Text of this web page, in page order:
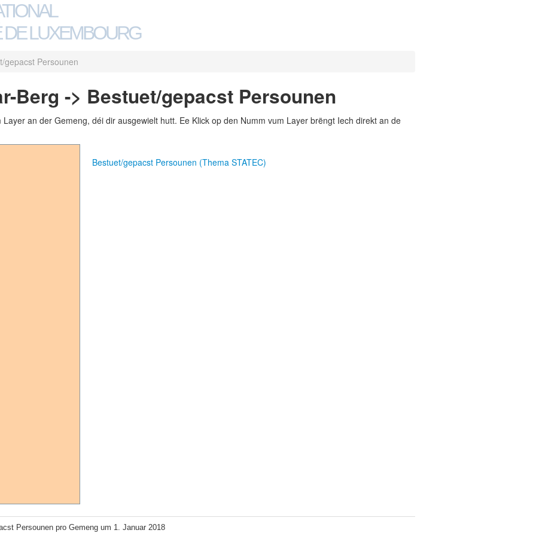
LUXEMBOURG
gepacst Persounen
Berg -> Bestuet/gepacst Persounen
an der Gemeng, déi dir ausgewielt hutt. Ee Klick op den Numm vum Layer brëngt Iech direkt an de
Bestuet/gepacst Persounen (Thema STATEC)
Persounen pro Gemeng um 1. Januar 2018